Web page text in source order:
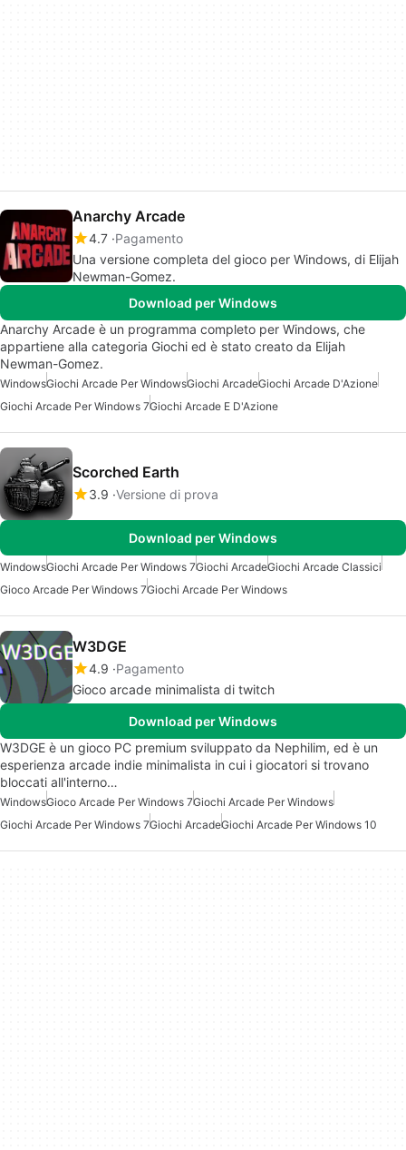
Anarchy Arcade
4.7 Pagamento
Una versione completa del gioco per Windows, di Elijah
Newman-Gomez.
Download per Windows
Anarchy Arcade è un programma completo per Windows, che
appartiene alla categoria Giochi ed è stato creato da Elijah
Newman-Gomez.
WindowsGiochi Arcade Per WindowsGiochi ArcadeGiochi Arcade D'Azione
Giochi Arcade Per Windows 7Giochi Arcade E D'Azione
Scorched Earth
3.9 Versione di prova
Download per Windows
WindowsGiochi Arcade Per Windows 7Giochi ArcadeGiochi Arcade Classici
Gioco Arcade Per Windows 7Giochi Arcade Per Windows
W3DGE
4.9 Pagamento
Gioco arcade minimalista di twitch
Download per Windows
W3DGE è un gioco PC premium sviluppato da Nephilim, ed è un
esperienza arcade indie minimalista in cui i giocatori si trovano
bloccati all'interno…
WindowsGioco Arcade Per Windows 7Giochi Arcade Per Windows
Giochi Arcade Per Windows 7Giochi ArcadeGiochi Arcade Per Windows 10